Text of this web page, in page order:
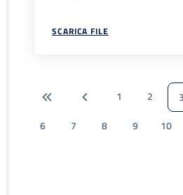
SCARICA FILE
1 2 3
6
7 8 9 10